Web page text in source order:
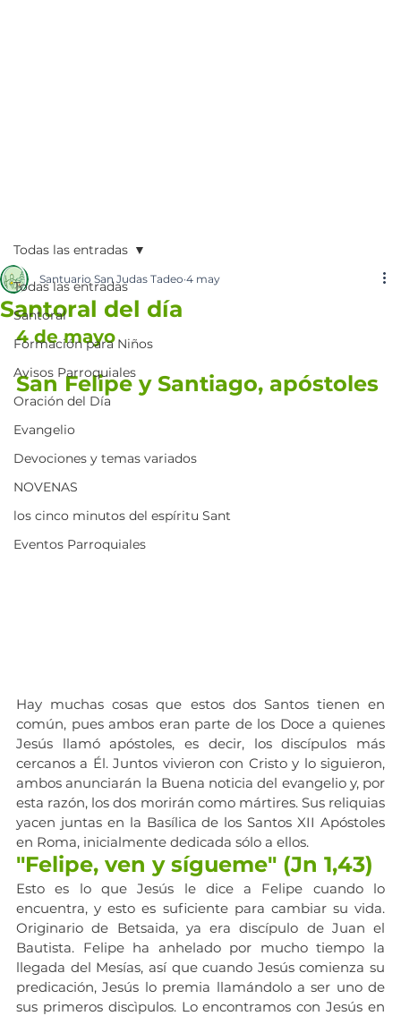
Todas las entradas
Santoral
Formación para Niños
Avisos Parroquiales
Oración del Día
Evangelio
Devociones y temas variados
NOVENAS
los cinco minutos del espíritu Sant
Eventos Parroquiales
Todas las entradas
Santoral del día
Santuario San Judas Tadeo 4 may
4 de mayo
San Felipe y Santiago, apóstoles
Hay muchas cosas que estos dos Santos tienen en
común, pues ambos eran parte de los Doce a quienes
Jesús llamó apóstoles, es decir, los discípulos más
cercanos a Él. Juntos vivieron con Cristo y lo siguieron,
ambos anunciarán la Buena noticia del evangelio y, por
esta razón, los dos morirán como mártires. Sus reliquias
yacen juntas en la Basílica de los Santos XII Apóstoles
en Roma, inicialmente dedicada sólo a ellos.
"Felipe, ven y sígueme" (Jn 1,43)
Esto es lo que Jesús le dice a Felipe cuando lo
encuentra, y esto es suficiente para cambiar su vida.
Originario de Betsaida, ya era discípulo de Juan el
Bautista. Felipe ha anhelado por mucho tiempo la
llegada del Mesías, así que cuando Jesús comienza su
predicación, Jesús lo premia llamándolo a ser uno de
sus primeros discìpulos. Lo encontramos con Jesús en